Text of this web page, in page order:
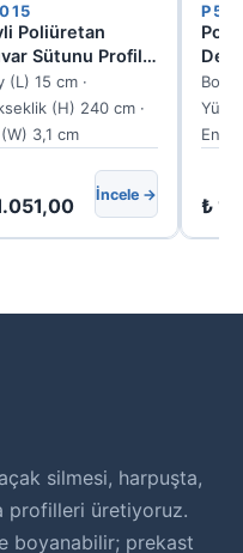
Poliüretan
Sütunu Profil
P5015
(L) 15 cm ·
(H) 240 cm ·
3,1 cm
İncele →
Boy
En
₺
silmesi, harpuşta,
profilleri üretiyoruz.
boyanabilir; prekast